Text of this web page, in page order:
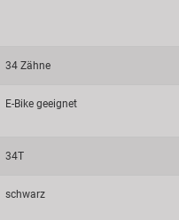
34 Zähne
E-Bike geeignet
34T
schwarz